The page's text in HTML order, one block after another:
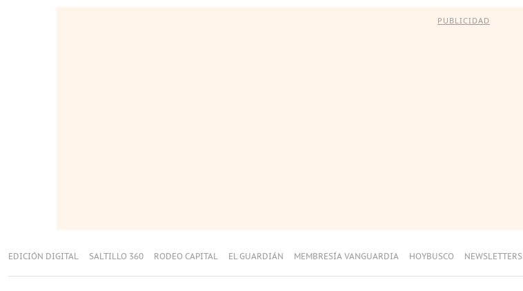
PUBLICIDAD
EDICIÓN DIGITAL SALTILLO 360 RODEO CAPITAL EL GUARDIÁN MEMBRESÍA VANGUARDIA HOYBUSCO NEWSLETTERS